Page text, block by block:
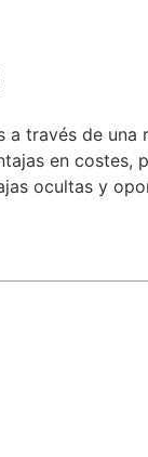
través de
en
ocultas y